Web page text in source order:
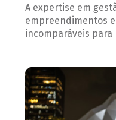
A expertise em
empreendimentos
incomparáveis